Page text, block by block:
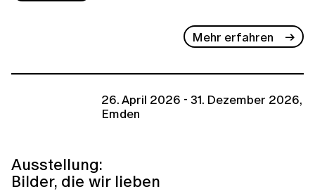
Mehr erfahren
26. April 2026 - 31. Dezember 2026,
Emden
Ausstellung:
Bilder, die wir lieben